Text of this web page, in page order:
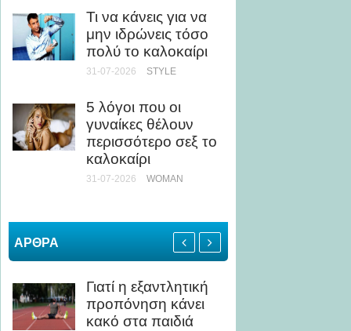
Τι να κάνεις για να
μην ιδρώνεις τόσο
πολύ το καλοκαίρι
31-07-2026 STYLE
5 λόγοι που οι
γυναίκες θέλουν
περισσότερο σεξ το
καλοκαίρι
31-07-2026 WOMAN
ΑΡΘΡΑ
Γιατί η εξαντλητική
προπόνηση κάνει
κακό στα παιδιά